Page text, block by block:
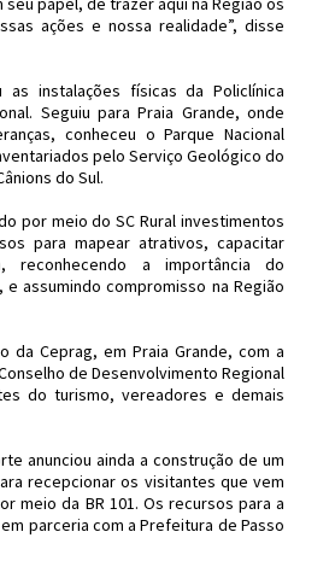
ações e nossa realidade”, disse
instalações físicas da Policlínica
Seguiu para Praia Grande, onde
conheceu o Parque Nacional
pelo Serviço Geológico do
do Sul.
por meio do SC Rural investimentos
para mapear atrativos, capacitar
reconhecendo a importância do
assumindo compromisso na Região
da Ceprag, em Praia Grande, com a
de Desenvolvimento Regional
do turismo, vereadores e demais
anunciou ainda a construção de um
recepcionar os visitantes que vem
meio da BR 101. Os recursos para a
parceria com a Prefeitura de Passo